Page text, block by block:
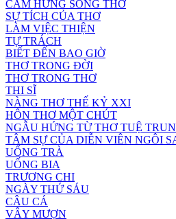
CẢM HỨNG SÔNG THƠ
SỰ TÍCH CỦA THƠ
LÀM VIỆC THIỆN
TỰ TRÁCH
BIẾT ĐẾN BAO GIỜ
THƠ TRONG ĐỜI
THƠ TRONG THƠ
THI SĨ
NÀNG THƠ THẾ KỶ XXI
HÔN THƠ MỘT CHÚT
NGẪU HỨNG TỪ THƠ TUỆ
TÂM SỰ CỦA DIỄN VIÊN NGÔI
UỐNG TRÀ
UỐNG BIA
TRƯƠNG CHI
NGÀY THỨ SÁU
CÂU CÁ
VÂY MƯỢN